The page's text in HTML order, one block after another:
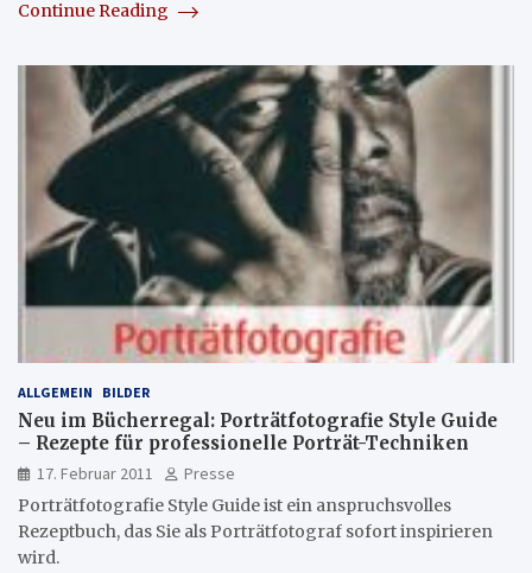
Continue Reading
ALLGEMEIN BILDER
Neu im Bücherregal: Porträtfotografie Style Guide
– Rezepte für professionelle Porträt-Techniken
17. Februar 2011
Presse
Porträtfotografie Style Guide ist ein anspruchsvolles
Rezeptbuch, das Sie als Porträtfotograf sofort inspirieren
wird.